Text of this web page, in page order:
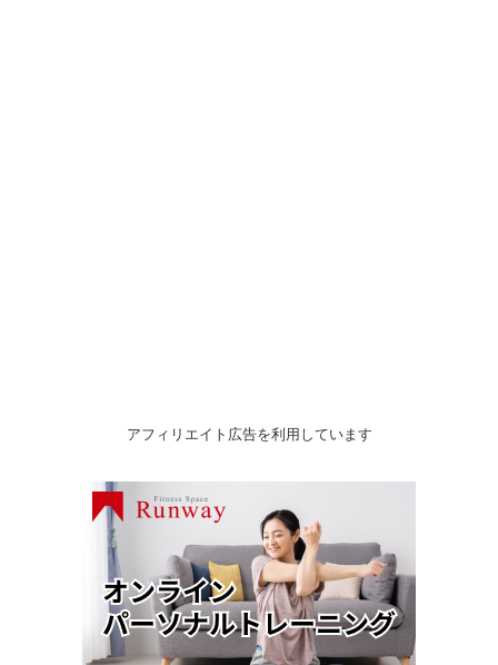
アフィリエイト広告を利用しています